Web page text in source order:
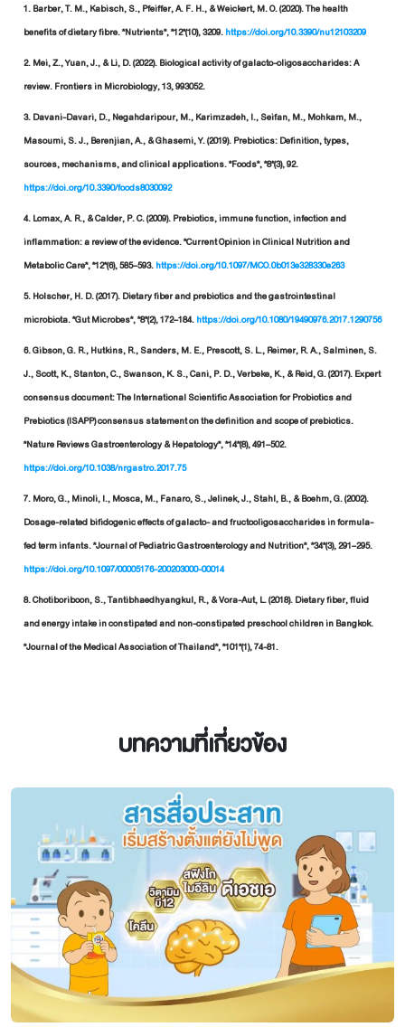
1. Barber, T. M., Kabisch, S., Pfeiffer, A. F. H., & Weickert, M. O. (2020). The health
benefits of dietary fibre. *Nutrients*, *12*(10), 3209.https://doi.org/10.3390/nu12103209
2. Mei, Z., Yuan, J., & Li, D. (2022). Biological activity of galacto-oligosaccharides: A
review. Frontiers in Microbiology, 13, 993052.
3. Davani-Davari, D., Negahdaripour, M., Karimzadeh, I., Seifan, M., Mohkam, M.,
Masoumi, S. J., Berenjian, A., & Ghasemi, Y. (2019). Prebiotics: Definition, types,
sources, mechanisms, and clinical applications. *Foods*, *8*(3), 92.
https://doi.org/10.3390/foods8030092
4. Lomax, A. R., & Calder, P. C. (2009). Prebiotics, immune function, infection and
inflammation: a review of the evidence. *Current Opinion in Clinical Nutrition and
Metabolic Care*, *12*(6), 585–593.https://doi.org/10.1097/MCO.0b013e328330e263
5. Holscher, H. D. (2017). Dietary fiber and prebiotics and the gastrointestinal
microbiota. *Gut Microbes*, *8*(2), 172–184.https://doi.org/10.1080/19490976.2017.1290756
6. Gibson, G. R., Hutkins, R., Sanders, M. E., Prescott, S. L., Reimer, R. A., Salminen, S.
J., Scott, K., Stanton, C., Swanson, K. S., Cani, P. D., Verbeke, K., & Reid, G. (2017). Expert
consensus document: The International Scientific Association for Probiotics and
Prebiotics (ISAPP) consensus statement on the definition and scope of prebiotics.
*Nature Reviews Gastroenterology & Hepatology*, *14*(8), 491–502.
https://doi.org/10.1038/nrgastro.2017.75
7. Moro, G., Minoli, I., Mosca, M., Fanaro, S., Jelinek, J., Stahl, B., & Boehm, G. (2002).
Dosage-related bifidogenic effects of galacto- and fructooligosaccharides in formula-
fed term infants. *Journal of Pediatric Gastroenterology and Nutrition*, *34*(3), 291–295.
https://doi.org/10.1097/00005176-200203000-00014
8. Chotiboriboon, S., Tantibhaedhyangkul, R., & Vora-Aut, L. (2018). Dietary fiber, fluid
and energy intake in constipated and non-constipated preschool children in Bangkok.
*Journal of the Medical Association of Thailand*, *101*(1), 74-81.
บทความที่เกี่ยวข้อง